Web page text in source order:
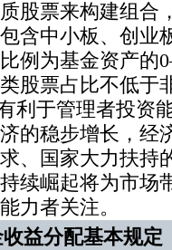
股票来构建组合
含中小板、创业
例为基金资产的
股票占比不低于
利于管理者投资
的稳步增长，经
、国家大力扶持
续崛起将为市场
力者关注。
益分配基本规定